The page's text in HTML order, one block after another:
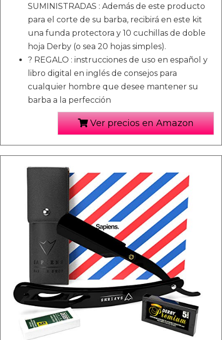
SUMINISTRADAS : Además de este producto
para el corte de su barba, recibirá en este kit
una funda protectora y 10 cuchillas de doble
hoja Derby (o sea 20 hojas simples).
? REGALO : instrucciones de uso en español y
libro digital en inglés de consejos para
cualquier hombre que desee mantener su
barba a la perfección
Ver precios en Amazon